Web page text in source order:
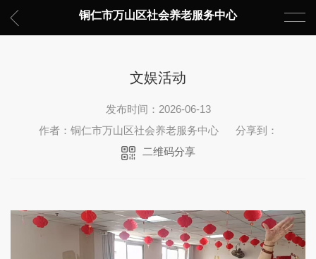
铜仁市万山区社会养老服务中心
文娱活动
发布时间：2026-06-13
作者：铜仁市万山区社会养老服务中心
分享到：
二维码分享